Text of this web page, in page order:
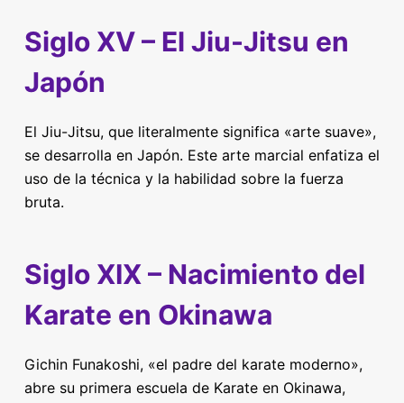
Siglo XV – El Jiu-Jitsu en
Japón
El Jiu-Jitsu, que literalmente significa «arte suave»,
se desarrolla en Japón. Este arte marcial enfatiza el
uso de la técnica y la habilidad sobre la fuerza
bruta.
Siglo XIX – Nacimiento del
Karate en Okinawa
Gichin Funakoshi, «el padre del karate moderno»,
abre su primera escuela de Karate en Okinawa,